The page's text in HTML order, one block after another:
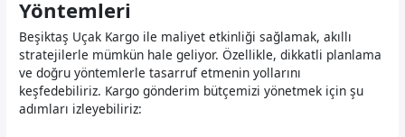
Yöntemleri
Beşiktaş Uçak Kargo ile maliyet etkinliği sağlamak, akıllı
stratejilerle mümkün hale geliyor. Özellikle, dikkatli planlama
ve doğru yöntemlerle tasarruf etmenin yollarını
keşfedebiliriz. Kargo gönderim bütçemizi yönetmek için şu
adımları izleyebiliriz: